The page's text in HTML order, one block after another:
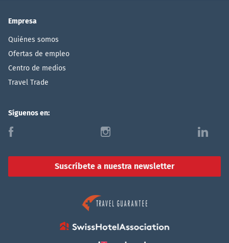
Empresa
Quiénes somos
Ofertas de empleo
Centro de medios
Travel Trade
Síguenos en:
f i l
Suscríbete a nuestra newsletter